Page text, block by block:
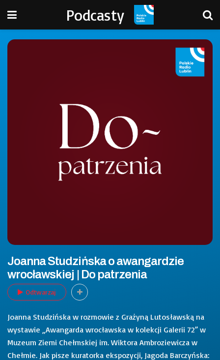
Podcasty
Joanna Studzińska o awangardzie
wrocławskiej | Do patrzenia
Odtwarzaj
Joanna Studzińska w rozmowie z Grażyną Lutosławską na
wystawie „Awangarda wrocławska w kolekcji Galerii 72” w
Muzeum Ziemi Chełmskiej im. Wiktora Ambroziewicza w
Chełmie. Jak pisze kuratorka ekspozycji, Jagoda Barczyńska: